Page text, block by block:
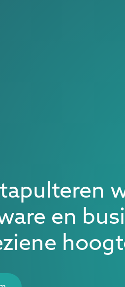
en